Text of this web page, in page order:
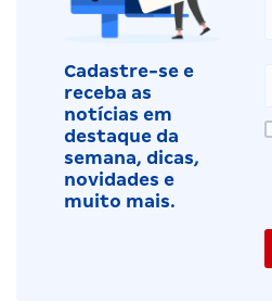
Cadastre-se e
receba as
notícias em
destaque da
semana, dicas,
novidades e
muito mais.